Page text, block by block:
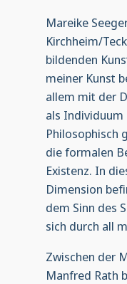
Mareike
Kirchheim/
bildenden
meiner Kunst
allem mit der
als Individuum
Philosophisch
die formalen
Existenz. In
Dimension
dem Sinn des
sich durch all
Zwischen der
Manfred Rath